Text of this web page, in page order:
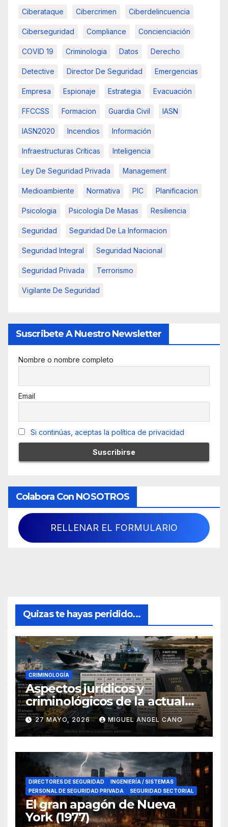
Ciberataque Cibercrimen Ciberdelincuencia
Ciberseguridad Compliance Concienciación
COVID 19 Criminologia Datos Derecho
Detective Director De Seguridad Emergencias
Empresa Espionaje Estrategia Evacuación
FFCCSS Formacion Guardia Civil IASN
IASN2020 Incendios Información
Infraestructuras Críticas Inteligencia
Ley De Seguridad Privada Management
Medioambiente Normativa PIC Planificacion
Psicologia Psicología De Masas Resiliencia
Seguridad Seguridad De La Informacion
Seguridad Integral Seguridad Nacional
Seguridad Privada Terrorismo
Vigilante De Seguridad
Suscribete A Nuestro Newsletter
Nombre o nombre completo
Email
Si continúas, aceptas la política de privacidad
Colabora Con NOSOTROS
RELLENAR EL FORMULARIO
Quizas te hayas peridido...
CRIMINOLOGÍA
Aspectos jurídicos y
criminológicos de la actual
lucha contra el narcotráfico
en el sur de España
27 MAYO, 2026 MIGUEL ANGEL CANO
DIRECTORES DE SEGURIDAD
INGENIERÍA / SISTEMAS
PERSONAL DE SEGURIDAD PRIVADA
SEGURIDAD SECTORIAL
El gran apagón de Nueva
York (1977)